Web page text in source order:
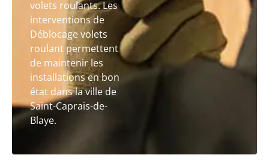
volets roulants. Les
interventions de
Déblocage volets
roulant permettent
de maintenir les
installations en bon
état dans la ville de
Saint-Caprais-de-
Blaye.